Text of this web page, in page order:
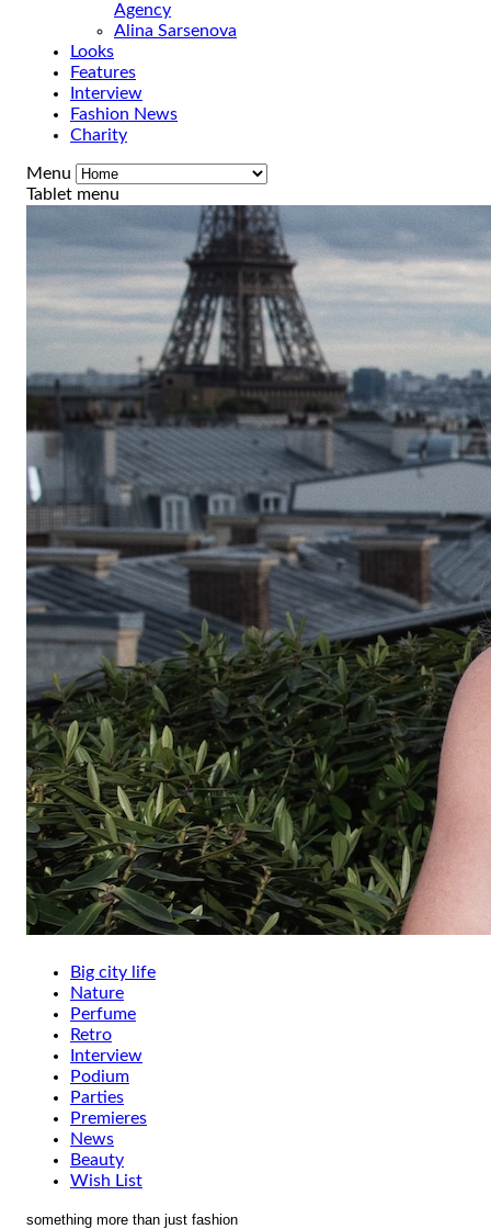
Agency
Alina Sarsenova
Looks
Features
Interview
Fashion News
Charity
Menu
Tablet menu
Big city life
Nature
Perfume
Retro
Interview
Podium
Parties
Premieres
News
Beauty
Wish List
something more than just fashion